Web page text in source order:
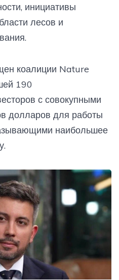
инициативы
лесов и
коалиции Nature
190
с совокупными
долларов для работы
наибольшее